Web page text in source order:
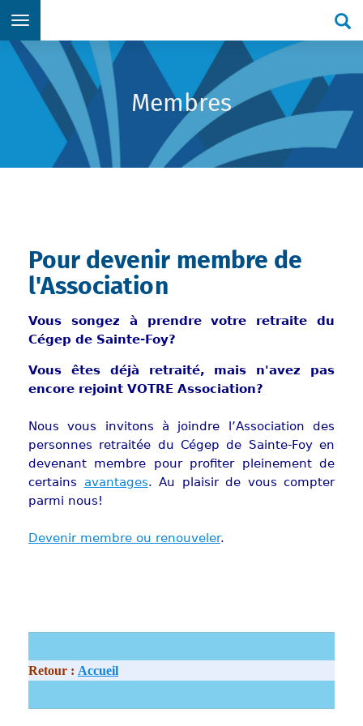
Aller directement au menu principal
Aller directement au contenu principal
Aller directement au formulaire de recherche
Aller directement au pied de page
Membres
Pour devenir membre de
l'Association
Vous songez à prendre votre retraite du
Cégep de Sainte-Foy?
Vous êtes déjà retraité, mais n'avez pas
encore rejoint VOTRE Association?
Nous vous invitons à joindre l’Association des
personnes retraitée du Cégep de Sainte-Foy en
devenant membre pour profiter pleinement de
certains avantages. Au plaisir de vous compter
parmi nous!
Devenir membre ou renouveler.
Retour : Accueil